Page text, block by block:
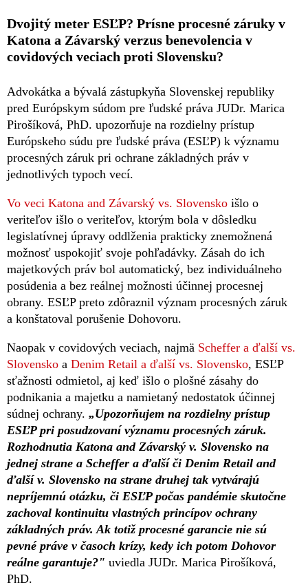
Dvojitý meter ESĽP? Prísne procesné záruky v
Katona a Závarský verzus benevolencia v
covidových veciach proti Slovensku?
Advokátka a bývalá zástupkyňa Slovenskej republiky
pred Európskym súdom pre ľudské práva JUDr. Marica
Pirošíková, PhD. upozorňuje na rozdielny prístup
Európskeho súdu pre ľudské práva (ESĽP) k významu
procesných záruk pri ochrane základných práv v
jednotlivých typoch vecí.
Vo veci Katona and Závarský vs. Slovensko išlo o
veriteľov išlo o veriteľov, ktorým bola v dôsledku
legislatívnej úpravy oddlženia prakticky znemožnená
možnosť uspokojiť svoje pohľadávky. Zásah do ich
majetkových práv bol automatický, bez individuálneho
posúdenia a bez reálnej možnosti účinnej procesnej
obrany. ESĽP preto zdôraznil význam procesných záruk
a konštatoval porušenie Dohovoru.
Naopak v covidových veciach, najmä Scheffer a ďalší vs.
Slovensko a Denim Retail a ďalší vs. Slovensko, ESĽP
sťažnosti odmietol, aj keď išlo o plošné zásahy do
podnikania a majetku a namietaný nedostatok účinnej
súdnej ochrany. „Upozorňujem na rozdielny prístup
ESĽP pri posudzovaní významu procesných záruk.
Rozhodnutia Katona and Závarský v. Slovensko na
jednej strane a Scheffer a ďalší či Denim Retail and
ďalší v. Slovensko na strane druhej tak vytvárajú
nepríjemnú otázku, či ESĽP počas pandémie skutočne
zachoval kontinuitu vlastných princípov ochrany
základných práv. Ak totiž procesné garancie nie sú
pevné práve v časoch krízy, kedy ich potom Dohovor
reálne garantuje?" uviedla JUDr. Marica Pirošíková,
PhD.